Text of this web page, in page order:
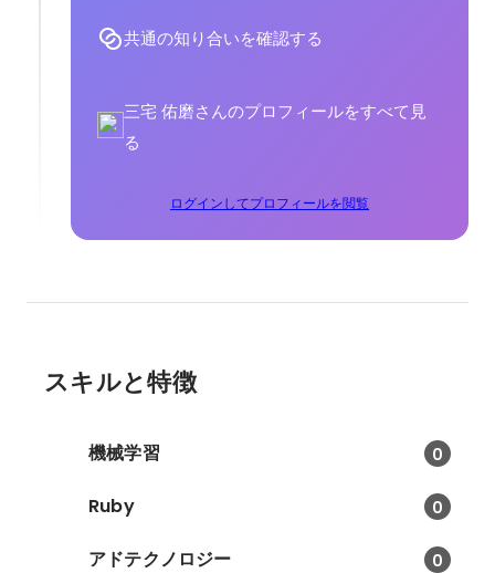
共通の知り合いを確認する
三宅 佑磨さんのプロフィールをすべて見
る
ログインしてプロフィールを閲覧
スキルと特徴
機械学習 0
Ruby 0
アドテクノロジー 0